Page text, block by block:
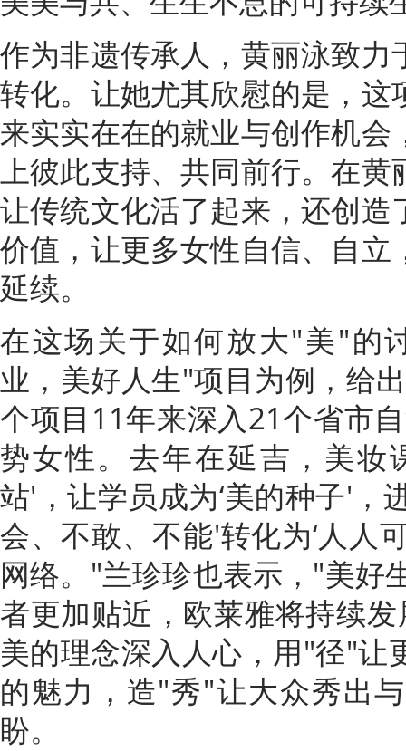
作为非遗传承人，黄丽泳致
转化。让她尤其欣慰的是，
来实实在在的就业与创作机
上彼此支持、共同前行。在
让传统文化活了起来，还创
价值，让更多女性自信、自
延续。
在这场关于如何放大"美"的
业，美好人生"项目为例，给
个项目11年来深入21个省市
势女性。去年在延吉，美妆
站'，让学员成为‘美的种子'，
会、不敢、不能'转化为‘人人
网络。"兰珍珍也表示，"美好
者更加贴近，欧莱雅将持续
美的理念深入人心，用"径"让
的魅力，造"秀"让大众秀出
盼。